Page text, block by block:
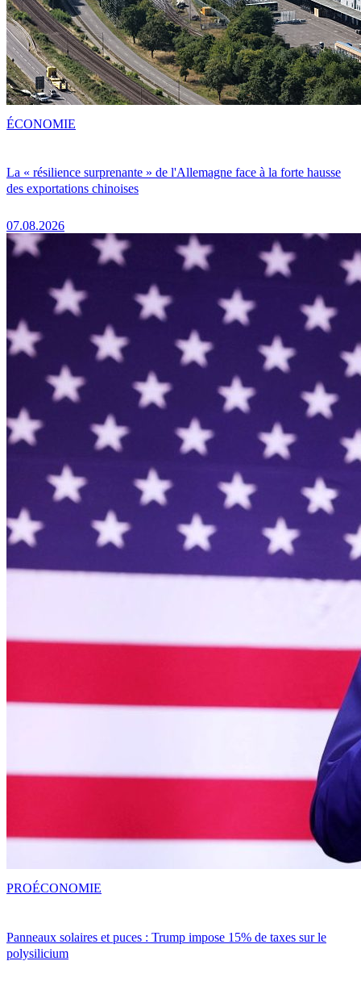
La « résilience surprenante » de l'Allemagne face à la forte hausse
des exportations chinoises
07.08.2026
ÉCONOMIE
Panneaux solaires et puces : Trump impose 15% de taxes sur le
polysilicium
PROÉCONOMIE